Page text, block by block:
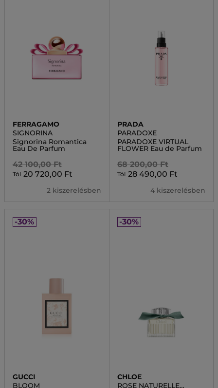
FERRAGAMO
SIGNORINA
Signorina Romantica
Eau De Parfum
42 100,00 Ft
Tól 20 720,00 Ft
2 kiszerelésben
PRADA
PARADOXE
PARADOXE VIRTUAL
FLOWER Eau de Parfum
68 200,00 Ft
Tól 28 490,00 Ft
4 kiszerelésben
-30%
GUCCI
BLOOM
-30%
CHLOE
ROSE NATURELLE